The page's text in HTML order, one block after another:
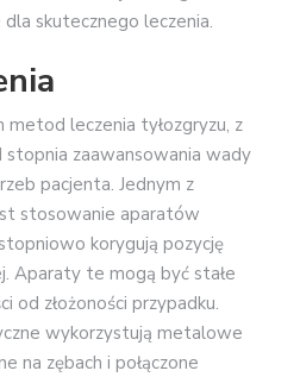
skutecznego leczenia.
metod leczenia tyłozgryzu, z
zaawansowania wady
pacjenta. Jednym z
stosowanie aparatów
korygują pozycję
Aparaty te mogą być stałe
od złożoności przypadku.
wykorzystują metalowe
na zębach i połączone